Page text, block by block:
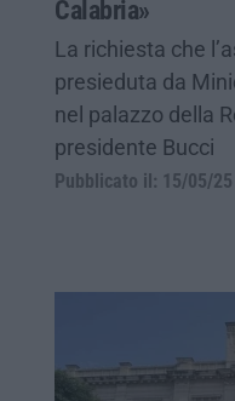
Calabria»
La richiesta che
presieduta da
nel palazzo della
presidente Bucci
Pubblicato il: 15/05/